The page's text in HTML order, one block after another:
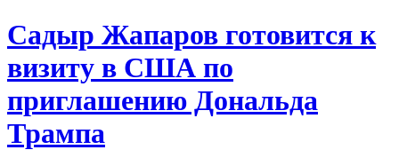
Садыр Жапаров готовится к
визиту в США по
приглашению Дональда
Трампа